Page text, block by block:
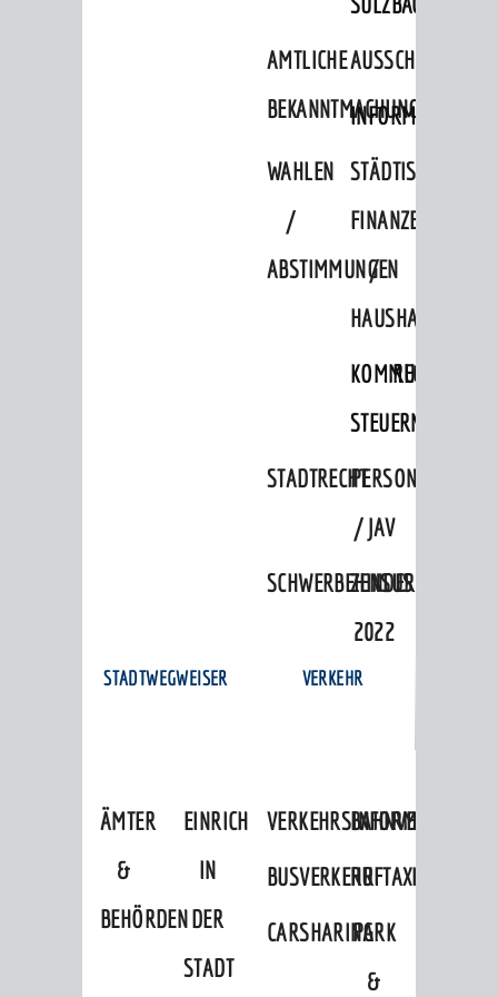
AMTLICHE
BEKANNTMACHUNGEN
WAHLEN
/
ABSTIMMUNGEN
STÄDTISCHE
FINANZEN
/
HAUSHALT
KOMMUNALE
STEUERN
STADTRECHTPERSONALRAT
/ JAV
ZENSUS
2022
STADTWEGWEISER
ÄMTER
&
BEHÖRDEN
EINRICHTUNGEN
IN
DER
STADT
VERKEHR
VERKEHRSINFORMATIONEN
BAHNVERKEHR
BUSVERKEHRRUFTAXI
CARSHARINGPARK
&